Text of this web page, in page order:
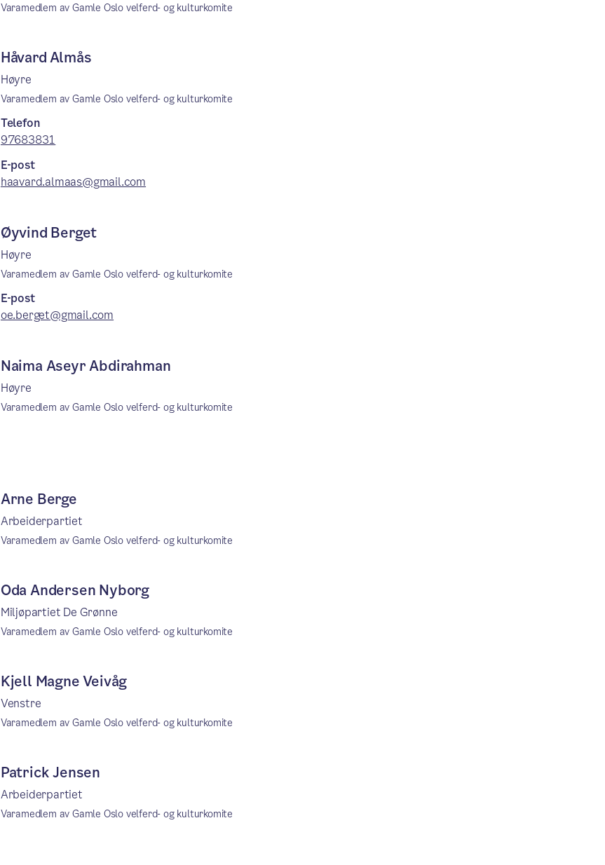
Varamedlem av Gamle Oslo velferd- og kulturkomite
Håvard Almås
Høyre
Varamedlem av Gamle Oslo velferd- og kulturkomite
Telefon
97683831
E-post
haavard.almaas@gmail.com
Øyvind Berget
Høyre
Varamedlem av Gamle Oslo velferd- og kulturkomite
E-post
oe.berget@gmail.com
Naima Aseyr Abdirahman
Høyre
Varamedlem av Gamle Oslo velferd- og kulturkomite
Arne Berge
Arbeiderpartiet
Varamedlem av Gamle Oslo velferd- og kulturkomite
Oda Andersen Nyborg
Miljøpartiet De Grønne
Varamedlem av Gamle Oslo velferd- og kulturkomite
Kjell Magne Veivåg
Venstre
Varamedlem av Gamle Oslo velferd- og kulturkomite
Patrick Jensen
Arbeiderpartiet
Varamedlem av Gamle Oslo velferd- og kulturkomite